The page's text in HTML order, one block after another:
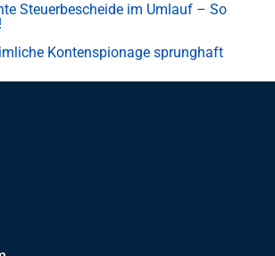
Steuerbescheide im Umlauf – So
Kontenspionage sprunghaft